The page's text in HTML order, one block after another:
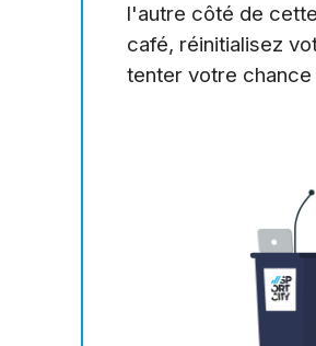
l'autre côté de
café, réinitialisez
tenter votre chance